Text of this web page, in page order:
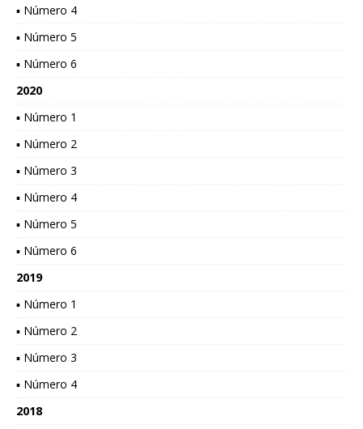
▪ Número 4
▪ Número 5
▪ Número 6
2020
▪ Número 1
▪ Número 2
▪ Número 3
▪ Número 4
▪ Número 5
▪ Número 6
2019
▪ Número 1
▪ Número 2
▪ Número 3
▪ Número 4
2018